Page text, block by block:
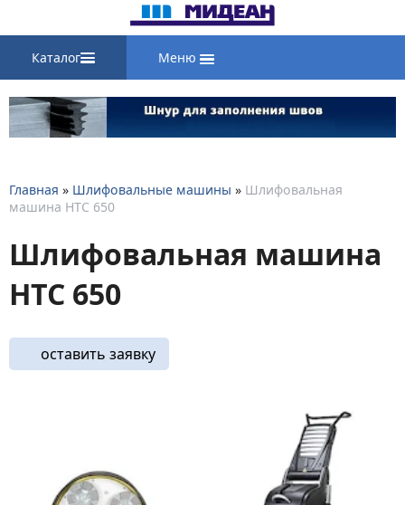
Каталог Меню
Главная » Шлифовальные машины » Шлифовальная
машина HTC 650
Шлифовальная машина
HTC 650
оставить заявку